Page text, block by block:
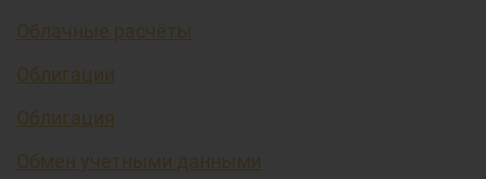
Облачные расчёты
Облигации
Облигация
Обмен учетными данными